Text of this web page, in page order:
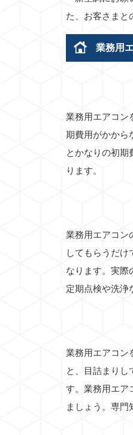
た、お客さまと
業務用
業務用エアコン
期費用がかから
とかなりの初期
ります。
業務用エアコン
してもらうだ
なります。実際
定期点検や洗浄
業務用エアコン
と、目詰まりし
す。業務用エア
ましょう。専